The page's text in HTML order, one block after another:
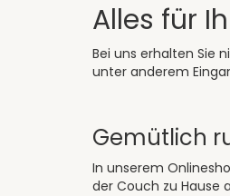
Alles für
Bei uns erhalten Sie
unter anderem
Gemütlich
In unserem
der Couch zu Hause